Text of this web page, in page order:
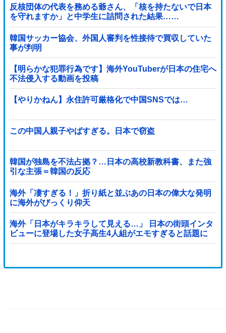
反核団体の代表を務める爺さん、「核を持たないで日本
を守れますか」と中学生に詰問された結果……
韓国サッカー協会、外国人審判を性接待で買収していた
事が判明
【明らかな犯罪行為です】海外YouTuberが日本の住宅へ
不法侵入する動画を投稿
【やりかねん】永住許可厳格化で中国SNSでは…
この中国人親子やばすぎる。日本で窃盗
韓国が独島を不法占拠？…日本の高校新教科書、また強
引な主張＝韓国の反応
海外「凄すぎる！」折り紙と並ぶあの日本の偉大な発明
に海外がびっくり仰天
海外「日本がキラキラして見える…」 日本の街頭インタ
ビューに登場した女子高生4人組がエモすぎると話題に